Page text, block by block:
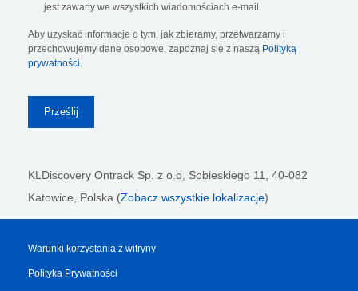
jest zawarty we wszystkich wiadomościach e-mail.
Aby uzyskać informacje o tym, jak zbieramy, przetwarzamy i
przechowujemy dane osobowe, zapoznaj się z naszą Polityką
prywatności
KLDiscovery Ontrack Sp. z o.o, Sobieskiego 11, 40-082
Katowice, Polska (Zobacz wszystkie lokalizacje)
Warunki korzystania z witryny
Polityka Prywatności